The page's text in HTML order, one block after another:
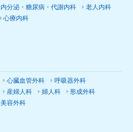
内分泌・糖尿病・代謝内科
老人内科
心療内科
心臓血管外科
呼吸器外科
産婦人科 婦人科
形成外科
美容外科